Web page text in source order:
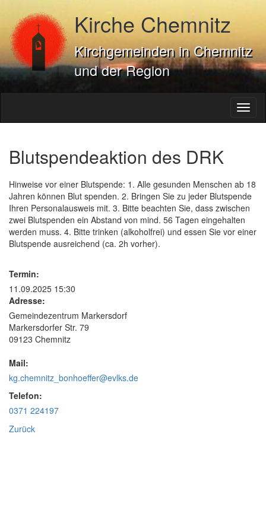
Kirche Chemnitz
Kirchgemeinden in Chemnitz
und der Region
Blutspendeaktion des DRK
Hinweise vor einer Blutspende: 1. Alle gesunden Menschen ab 18
Jahren können Blut spenden. 2. Bringen Sie zu jeder Blutspende
Ihren Personalausweis mit. 3. Bitte beachten Sie, dass zwischen
zwei Blutspenden ein Abstand von mind. 56 Tagen eingehalten
werden muss. 4. Bitte trinken (alkoholfrei) und essen Sie vor einer
Blutspende ausreichend (ca. 2h vorher).
Termin:
11.09.2025 15:30
Adresse:
Gemeindezentrum Markersdorf
Markersdorfer Str. 79
09123 Chemnitz
Mail:
kg.chemnitz_bonhoeffer@evlks.de
Telefon:
0371 224197
Zurück